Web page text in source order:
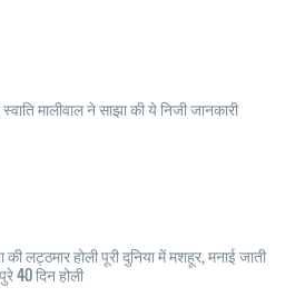
मालीवाल ने साझा की ये निजी जानकारी
की लट्ठमार होली पूरी दुनिया में मशहूर, मनाई जाती
40 दिन होली